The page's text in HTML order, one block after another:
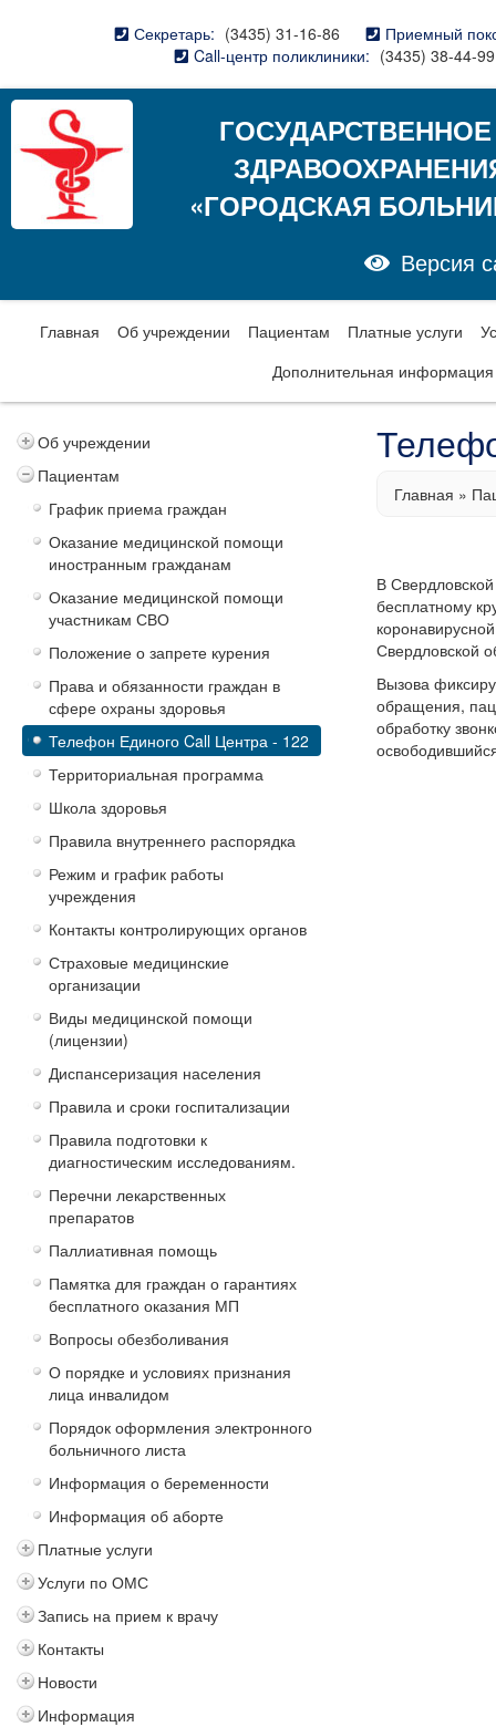
Секретарь: (3435) 31-16-86
Приемный
Call-центр поликлиники: (3435) 38-44-99
«ГОРОДСКАЯ
Версия
Главная Об учреждении Пациентам Платные услуги
Дополнительная информация
Об учреждении
Пациентам
График приема граждан
Оказание медицинской помощи
иностранным гражданам
Оказание медицинской помощи
участникам СВО
Положение о запрете курения
Права и обязанности граждан в
сфере охраны здоровья
Телефон Единого Call Центра - 122
Территориальная программа
Школа здоровья
Правила внутреннего распорядка
Режим и график работы
учреждения
Контакты контролирующих органов
Страховые медицинские
организации
Виды медицинской помощи
(лицензии)
Диспансеризация населения
Правила и сроки госпитализации
Правила подготовки к
диагностическим исследованиям.
Перечни лекарственных
препаратов
Паллиативная помощь
Памятка для граждан о гарантиях
бесплатного оказания МП
Вопросы обезболивания
О порядке и условиях признания
лица инвалидом
Порядок оформления электронного
больничного листа
Информация о беременности
Информация об аборте
Платные услуги
Услуги по ОМС
Запись на прием к врачу
Контакты
Новости
Информация
Главная »
В
бесплатному
Свердловской
Вызова
обращения,
обработку